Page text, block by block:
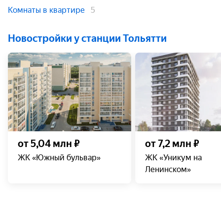
Комнаты в квартире 5
Новостройки у станции Тольятти
от 5,04 млн ₽
ЖК «Южный бульвар»
от 7,2 млн ₽
ЖК «Уникум на
Ленинском»